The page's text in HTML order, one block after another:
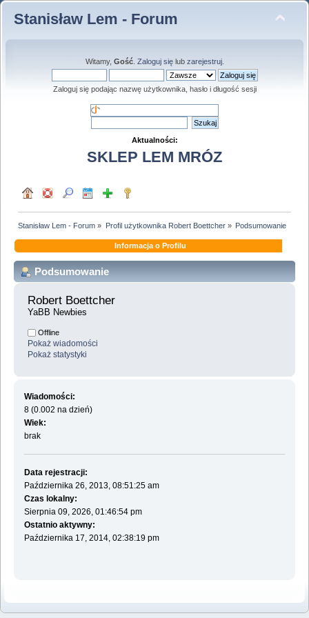
Stanisław Lem - Forum
Witamy, Gość. Zaloguj sięlub zarejestruj.
Zaloguj się podając nazwę użytkownika, hasło i długość sesji
Aktualności:
SKLEP LEM MRÓZ
Stanisław Lem - Forum » Profil użytkownika Robert Boettcher» Podsumowanie
Informacja o Profilu
Podsumowanie
Robert Boettcher
YaBB Newbies
Offline
Pokaż wiadomości
Pokaż statystyki
Wiadomości:
8 (0.002 na dzień)
Wiek:
brak
Data rejestracji:
Października 26, 2013, 08:51:25 am
Czas lokalny:
Sierpnia 09, 2026, 01:46:54 pm
Ostatnio aktywny:
Października 17, 2014, 02:38:19 pm